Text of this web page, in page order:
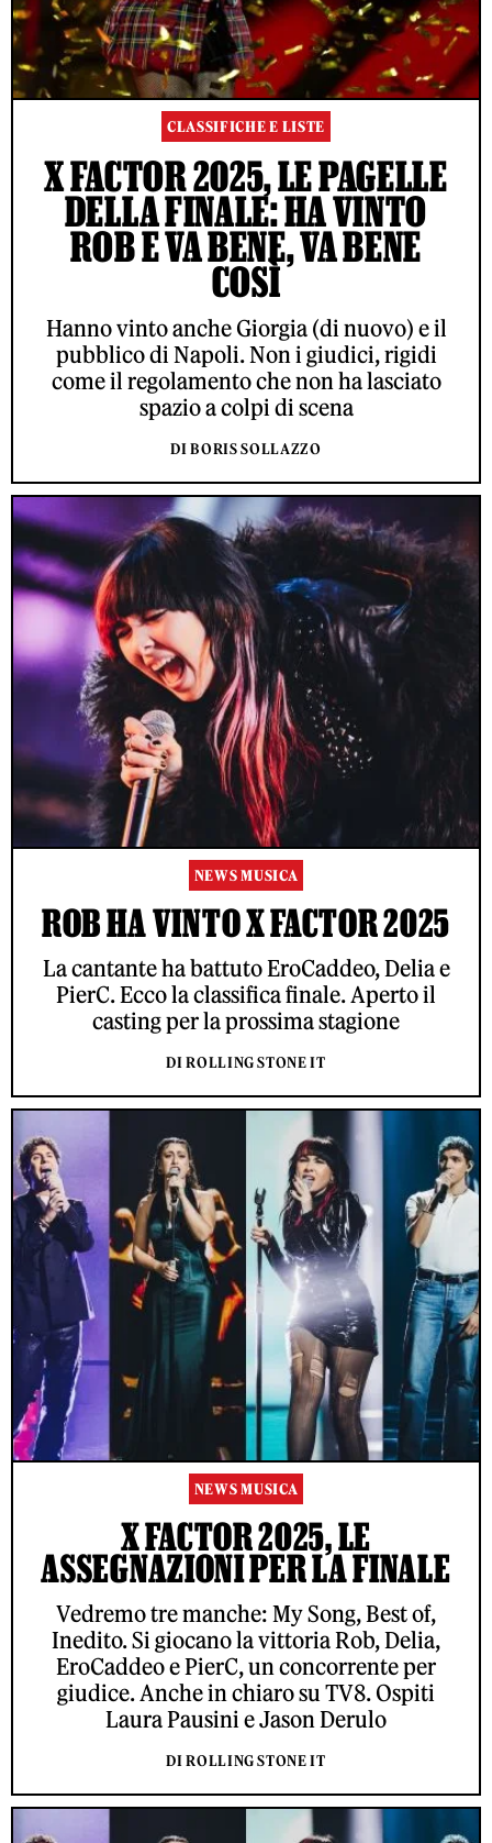
CLASSIFICHE E LISTE
X FACTOR 2025, LE PAGELLE
DELLA FINALE: HA VINTO
ROB E VA BENE, VA BENE
COSÌ
Hanno vinto anche Giorgia (di nuovo) e il
pubblico di Napoli. Non i giudici, rigidi
come il regolamento che non ha lasciato
spazio a colpi di scena
DI BORIS SOLLAZZO
NEWS MUSICA
ROB HA VINTO X FACTOR 2025
La cantante ha battuto EroCaddeo, Delia e
PierC. Ecco la classifica finale. Aperto il
casting per la prossima stagione
DI ROLLING STONE IT
NEWS MUSICA
X FACTOR 2025, LE
ASSEGNAZIONI PER LA FINALE
Vedremo tre manche: My Song, Best of,
Inedito. Si giocano la vittoria Rob, Delia,
EroCaddeo e PierC, un concorrente per
giudice. Anche in chiaro su TV8. Ospiti
Laura Pausini e Jason Derulo
DI ROLLING STONE IT